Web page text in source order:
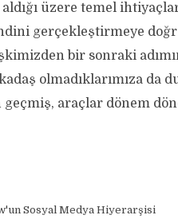
üzere temel
gerçekleştirmeye doğru
bir sonraki
olmadıklarımıza da
araçlar dönem
Sosyal Medya Hiyerarşisi